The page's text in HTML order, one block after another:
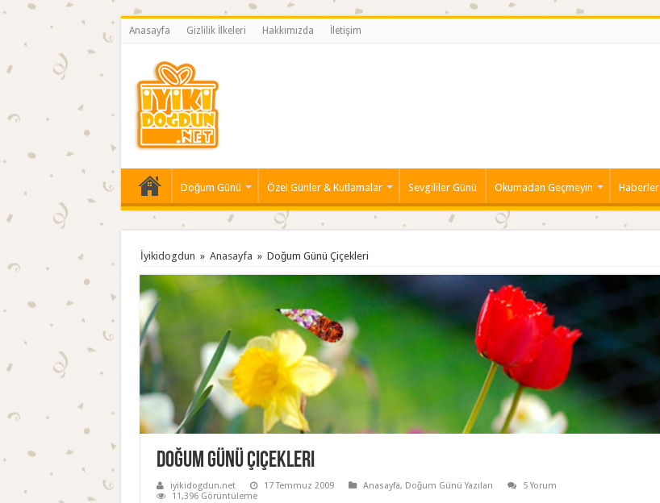
Anasayfa Gizlilik İlkeleri Hakkımızda İletişim
Doğum Günü Özel Günler & Kutlamalar Sevgililer Günü Okumadan Geçmeyin Haberler
İyikidogdun » Anasayfa » Doğum Günü Çiçekleri
Doğum Günü Çiçekleri
iyikidogdun.net 17 Temmuz 2009 Anasayfa, Doğum Günü Yazıları
5 Yorum
11,396 Görüntüleme